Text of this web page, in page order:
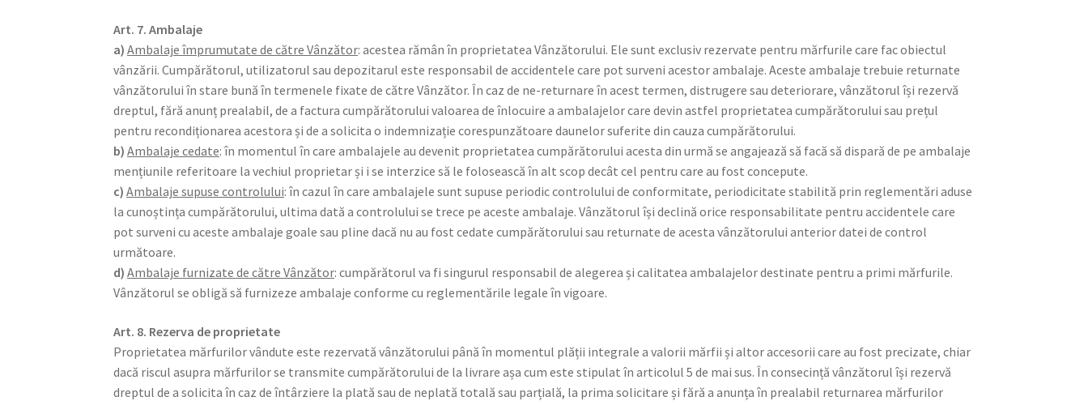
Art. 7. Ambalaje
a)Ambalaje împrumutate de către Vânzător: acestea rămân în proprietatea Vânzătorului. Ele sunt exclusiv rezervate pentru mărfurile care fac obiectul
vânzării. Cumpărătorul, utilizatorul sau depozitarul este responsabil de accidentele care pot surveni acestor ambalaje. Aceste ambalaje trebuie returnate
vânzătorului în stare bună în termenele fixate de către Vânzător. În caz de ne-returnare în acest termen, distrugere sau deteriorare, vânzătorul își rezervă
dreptul, fără anunț prealabil, de a factura cumpărătorului valoarea de înlocuire a ambalajelor care devin astfel proprietatea cumpărătorului sau prețul
pentru recondiționarea acestora și de a solicita o indemnizație corespunzătoare daunelor suferite din cauza cumpărătorului.
b) Ambalaje cedate: în momentul în care ambalajele au devenit proprietatea cumpărătorului acesta din urmă se angajează să facă să dispară de pe ambalaje
mențiunile referitoare la vechiul proprietar și i se interzice să le folosească în alt scop decât cel pentru care au fost concepute.
c) Ambalaje supuse controlului: în cazul în care ambalajele sunt supuse periodic controlului de conformitate, periodicitate stabilită prin reglementări aduse
la cunoștința cumpărătorului, ultima dată a controlului se trece pe aceste ambalaje. Vânzătorul își declină orice responsabilitate pentru accidentele care
pot surveni cu aceste ambalaje goale sau pline dacă nu au fost cedate cumpărătorului sau returnate de acesta vânzătorului anterior datei de control
următoare.
d) Ambalaje furnizate de către Vânzător: cumpărătorul va fi singurul responsabil de alegerea și calitatea ambalajelor destinate pentru a primi mărfurile.
Vânzătorul se obligă să furnizeze ambalaje conforme cu reglementările legale în vigoare.
Art. 8. Rezerva de proprietate
Proprietatea mărfurilor vândute este rezervată vânzătorului până în momentul plății integrale a valorii mărfii și altor accesorii care au fost precizate, chiar
dacă riscul asupra mărfurilor se transmite cumpărătorului de la livrare așa cum este stipulat în articolul 5 de mai sus. În consecință vânzătorul își rezervă
dreptul de a solicita în caz de întârziere la plată sau de neplată totală sau parțială, la prima solicitare și fără a anunța în prealabil returnarea mărfurilor